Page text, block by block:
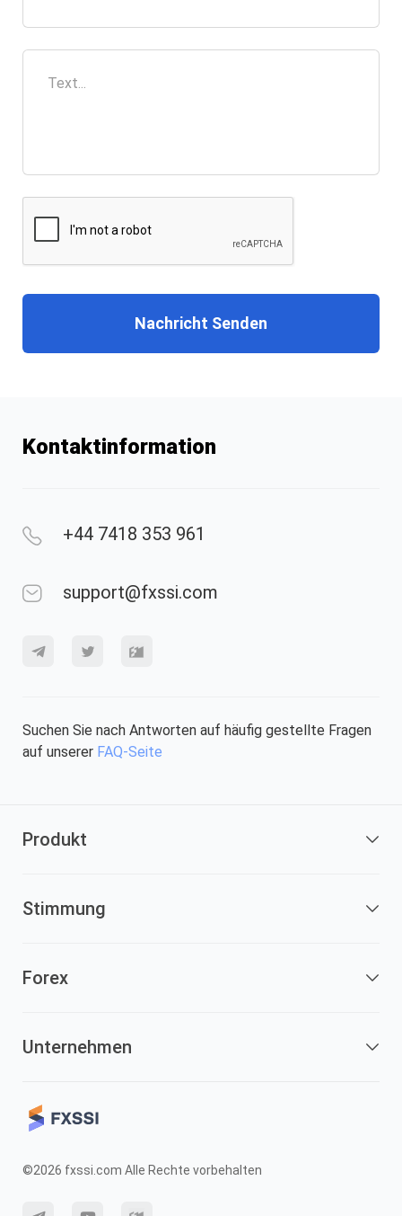
Kontaktinformation
+44 7418 353 961
support@fxssi.com
Suchen Sie nach Antworten auf häufig gestellte Fragen
auf unserer FAQ-Seite
Produkt
Stimmung
Forex
Unternehmen
©2026 fxssi.com Alle Rechte vorbehalten